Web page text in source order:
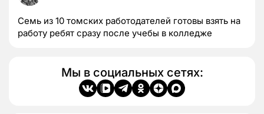
Семь из 10 томских работодателей готовы взять на
работу ребят сразу после учебы в колледже
Мы в социальных сетях: